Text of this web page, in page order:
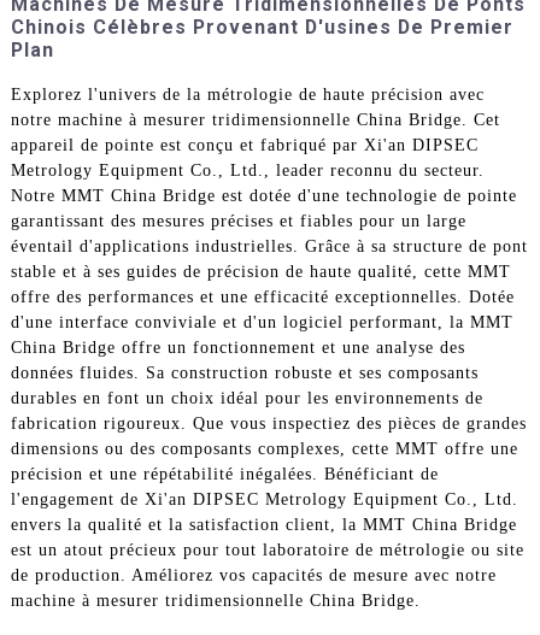
Chinois Célèbres Provenant D'usines De Premier
Plan
Explorez l'univers de la métrologie de haute précision avec
notre machine à mesurer tridimensionnelle China Bridge. Cet
appareil de pointe est conçu et fabriqué par Xi'an DIPSEC
Metrology Equipment Co., Ltd., leader reconnu du secteur.
Notre MMT China Bridge est dotée d'une technologie de pointe
garantissant des mesures précises et fiables pour un large
éventail d'applications industrielles. Grâce à sa structure de pont
stable et à ses guides de précision de haute qualité, cette MMT
offre des performances et une efficacité exceptionnelles. Dotée
d'une interface conviviale et d'un logiciel performant, la MMT
China Bridge offre un fonctionnement et une analyse des
données fluides. Sa construction robuste et ses composants
durables en font un choix idéal pour les environnements de
fabrication rigoureux. Que vous inspectiez des pièces de grandes
dimensions ou des composants complexes, cette MMT offre une
précision et une répétabilité inégalées. Bénéficiant de
l'engagement de Xi'an DIPSEC Metrology Equipment Co., Ltd.
envers la qualité et la satisfaction client, la MMT China Bridge
est un atout précieux pour tout laboratoire de métrologie ou site
de production. Améliorez vos capacités de mesure avec notre
machine à mesurer tridimensionnelle China Bridge.